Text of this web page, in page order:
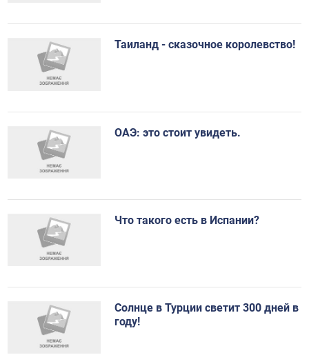
Таиланд - сказочное королевство!
ОАЭ: это стоит увидеть.
Что такого есть в Испании?
Солнце в Турции светит 300 дней в
году!